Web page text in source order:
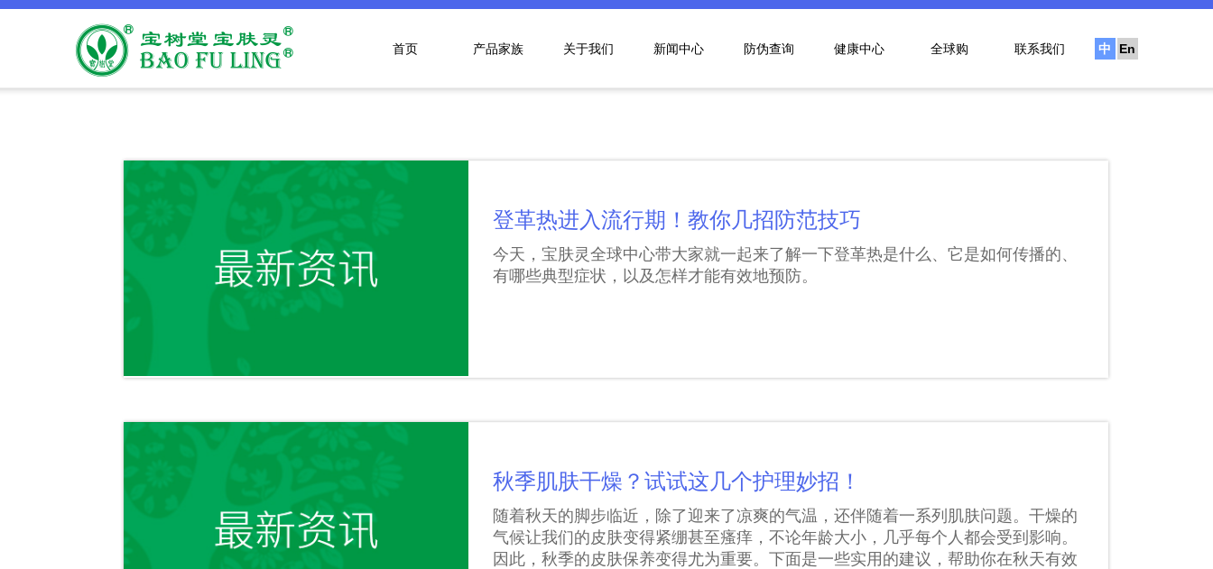
首页 产品家族 关于我们 新闻中心 防伪查询 健康中心 全球购 联系我们
中
En
登革热进入流行期！教你几招防范技巧
今天，宝肤灵全球中心带大家就一起来了解一下登革热是什么、它是如何传播的、
有哪些典型症状，以及怎样才能有效地预防。
秋季肌肤干燥？试试这几个护理妙招！
随着秋天的脚步临近，除了迎来了凉爽的气温，还伴随着一系列肌肤问题。干燥的
气候让我们的皮肤变得紧绷甚至瘙痒，不论年龄大小，几乎每个人都会受到影响。
因此，秋季的皮肤保养变得尤为重要。下面是一些实用的建议，帮助你在秋天有效